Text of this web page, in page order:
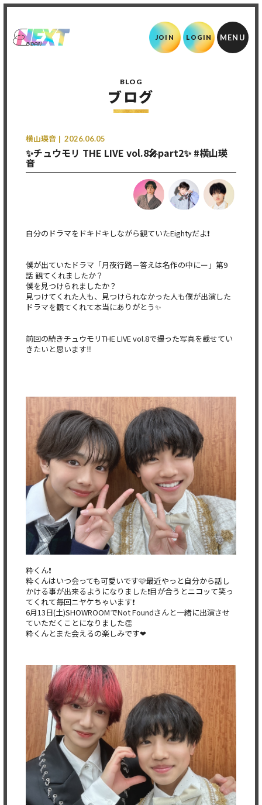
JOIN LOGIN
BLOG
ブログ
横山瑛音 2026.06.05
✨チュウモリ THE LIVE vol.8🎤part2✨ #横山瑛
音
自分のドラマをドキドキしながら観ていたEightyだよ❗
僕が出ていたドラマ「月夜行路－答えは名作の中にー」第9
話 観てくれましたか？
僕を見つけられましたか？
見つけてくれた人も、見つけられなかった人も僕が出演した
ドラマを観てくれて本当にありがとう✨
前回の続きチュウモリTHE LIVE vol.8で撮った写真を載せてい
きたいと思います‼️
粋くん❗️
粋くんはいつ会っても可愛いです🩷最近やっと自分から話し
かける事が出来るようになりました❗目が合うとニコッて笑っ
てくれて毎回ニヤケちゃいます❗️
6月13日(土)SHOWROOMでNot Foundさんと一緒に出演させ
ていただくことになりました👏
粋くんとまた会えるの楽しみです❤